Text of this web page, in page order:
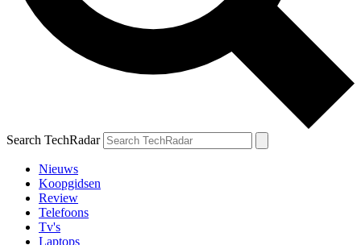
Search TechRadar
Nieuws
Koopgidsen
Review
Telefoons
Tv's
Laptops